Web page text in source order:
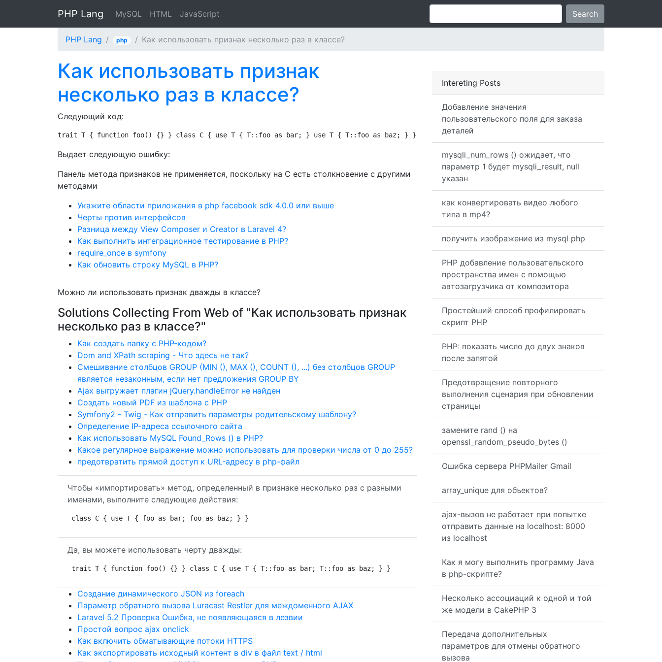
PHP Lang MySQL HTML JavaScript Search
PHP Lang php Как использовать признак несколько раз в классе?
Intereting Posts
Добавление значения
пользовательского поля для заказа
деталей
mysqli_num_rows () ожидает, что
параметр 1 будет mysqli_result, null
указан
как конвертировать видео любого
типа в mp4?
получить изображение из mysql php
PHP добавление пользовательского
пространства имен с помощью
автозагрузчика от композитора
Простейший способ профилировать
скрипт PHP
PHP: показать число до двух знаков
после запятой
Предотвращение повторного
выполнения сценария при обновлении
страницы
замените rand () на
openssl_random_pseudo_bytes ()
Ошибка сервера PHPMailer Gmail
array_unique для объектов?
ajax-вызов не работает при попытке
отправить данные на localhost: 8000
из localhost
Как я могу выполнить программу Java
в php-скрипте?
Несколько ассоциаций к одной и той
же модели в CakePHP 3
Передача дополнительных
параметров для отмены обратного
вызова
Как использовать признак
несколько раз в классе?
Следующий код:
trait T { function foo() {} } class C { use T { T::foo as bar; } use T { T::foo as baz; } }
Выдает следующую ошибку:
Панель метода признаков не применяется, поскольку на C есть столкновение с другими
методами
Укажите области приложения в php facebook sdk 4.0.0 или выше
Черты против интерфейсов
Разница между View Composer и Creator в Laravel 4?
Как выполнить интеграционное тестирование в PHP?
require_once в symfony
Как обновить строку MySQL в PHP?
Можно ли использовать признак дважды в классе?
Solutions Collecting From Web of "Как использовать признак
несколько раз в классе?"
Как создать папку с PHP-кодом?
Dom and XPath scraping - Что здесь не так?
Смешивание столбцов GROUP (MIN (), MAX (), COUNT (), ...) без столбцов GROUP
является незаконным, если нет предложения GROUP BY
Ajax выгружает плагин jQuery.handleError не найден
Создать новый PDF из шаблона с PHP
Symfony2 - Twig - Как отправить параметры родительскому шаблону?
Определение IP-адреса ссылочного сайта
Как использовать MySQL Found_Rows () в PHP?
Какое регулярное выражение можно использовать для проверки числа от 0 до 255?
предотвратить прямой доступ к URL-адресу в php-файл
Чтобы «импортировать» метод, определенный в признаке несколько раз с разными
именами, выполните следующие действия:
class C { use T { foo as bar; foo as baz; } }
Да, вы можете использовать черту дважды:
trait T { function foo() {} } class C { use T { T::foo as bar; T::foo as baz; } }
Создание динамического JSON из foreach
Параметр обратного вызова Luracast Restler для междоменного AJAX
Laravel 5.2 Проверка Ошибка, не появляющаяся в лезвии
Простой вопрос ajax onclick
Как включить обматывающие потоки HTTPS
Как экспортировать исходный контент в div в файл text / html